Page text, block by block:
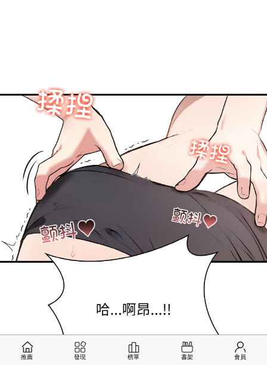
推薦 發現 榜單 書架 會員